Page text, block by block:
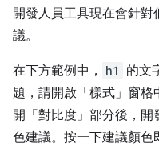
開發人員工具現在會針
議。
在下方範例中， h1
的文
題，請開啟「樣式」窗格
開「對比度」 部分後，開
色建議。按一下建議顏色